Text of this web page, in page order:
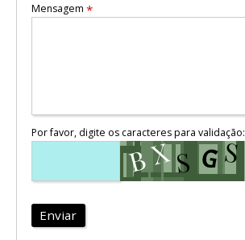
Mensagem *
Por favor, digite os caracteres para validação:
Enviar